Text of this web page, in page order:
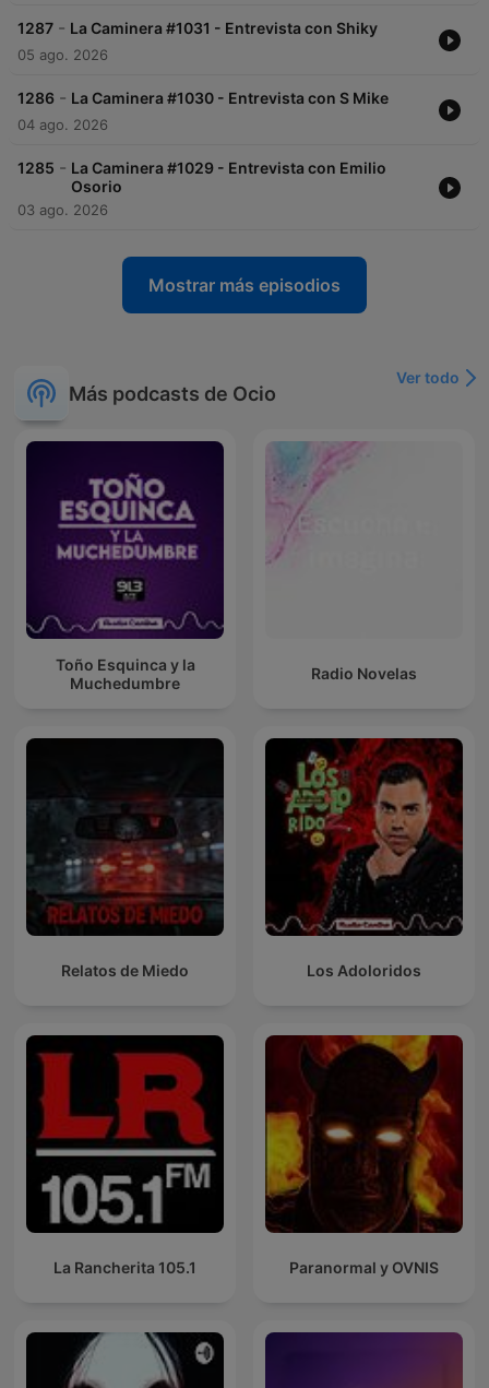
1287 - La Caminera #1031 - Entrevista con Shiky
05 ago. 2026
1286 - La Caminera #1030 - Entrevista con S Mike
04 ago. 2026
1285 - La Caminera #1029 - Entrevista con Emilio
Osorio
03 ago. 2026
Mostrar más episodios
Más podcasts de Ocio
Ver todo
Toño Esquinca y la
Muchedumbre
Radio Novelas
Relatos de Miedo Los Adoloridos
La Rancherita 105.1 Paranormal y OVNIS